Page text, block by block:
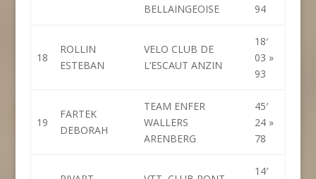
BELLAINGEOISE
94
18
ROLLIN
ESTEBAN
VELO CLUB DE
L’ESCAUT ANZIN
18′
03 »
93
19
FARTEK
DEBORAH
TEAM ENFER
WALLERS
ARENBERG
45′
24 »
78
14′